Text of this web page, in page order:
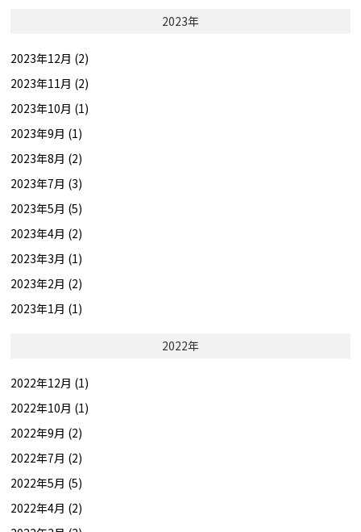
2023年
2023年12月 (2)
2023年11月 (2)
2023年10月 (1)
2023年9月 (1)
2023年8月 (2)
2023年7月 (3)
2023年5月 (5)
2023年4月 (2)
2023年3月 (1)
2023年2月 (2)
2023年1月 (1)
2022年
2022年12月 (1)
2022年10月 (1)
2022年9月 (2)
2022年7月 (2)
2022年5月 (5)
2022年4月 (2)